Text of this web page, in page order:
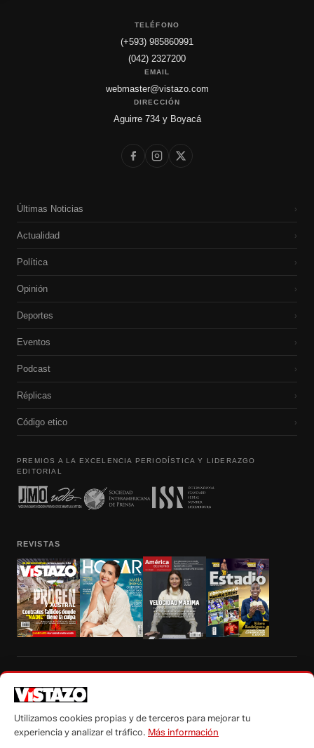
TELÉFONO
(+593) 985860991
(042) 2327200
EMAIL
webmaster@vistazo.com
DIRECCIÓN
Aguirre 734 y Boyacá
Últimas Noticias ›
Actualidad ›
Política ›
Opinión ›
Deportes ›
Eventos ›
Podcast ›
Réplicas ›
Código etico ›
PREMIOS A LA EXCELENCIA PERIODÍSTICA Y LIDERAZGO
EDITORIAL
REVISTAS
autorización escrita de su titular, de todos los contenidos de Vistazo.com.
Utilizamos cookies propias y de terceros para mejorar tu
experiencia y analizar el tráfico. Más información